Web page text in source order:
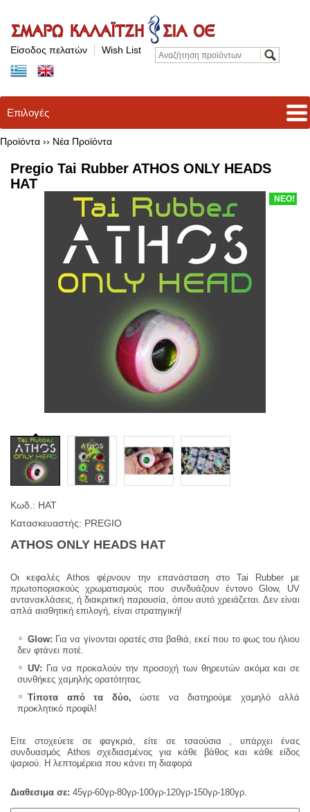
Είσοδος πελατών Wish List
Επιλογές
Προϊόντα ›› Νέα Προϊόντα
Pregio Tai Rubber ATHOS ONLY HEADS
HAT
ΝΕΟ!
Κωδ.: HAT
Κατασκευαστής: PREGIO
ATHOS ONLY HEADS HAT
Οι κεφαλές Athos φέρνουν την επανάσταση στο Tai Rubber με
πρωτοποριακούς χρωματισμούς που συνδυάζουν έντονο Glow, UV
αντανακλάσεις, ή διακριτική παρουσία, όπου αυτό χρειάζεται. Δεν είναι
απλά αισθητική επιλογή, είναι στρατηγική!
Glow: Για να γίνονται ορατές στα βαθιά, εκεί που το φως του ήλιου
δεν φτάνει ποτέ.
UV: Για να προκαλούν την προσοχή των θηρευτών ακόμα και σε
συνθήκες χαμηλής ορατότητας.
Τίποτα από τα δύο, ώστε να διατηρούμε χαμηλό αλλά
προκλητικό προφίλ!
Είτε στοχεύετε σε φαγκριά, είτε σε τσαούσια , υπάρχει ένας
συνδυασμός Athos σχεδιασμένος για κάθε βάθος και κάθε είδος
ψαριού. Η λεπτομέρεια που κάνει τη διαφορά
Διαθεσιμα σε: 45γρ-60γρ-80γρ-100γρ-120γρ-150γρ-180γρ.